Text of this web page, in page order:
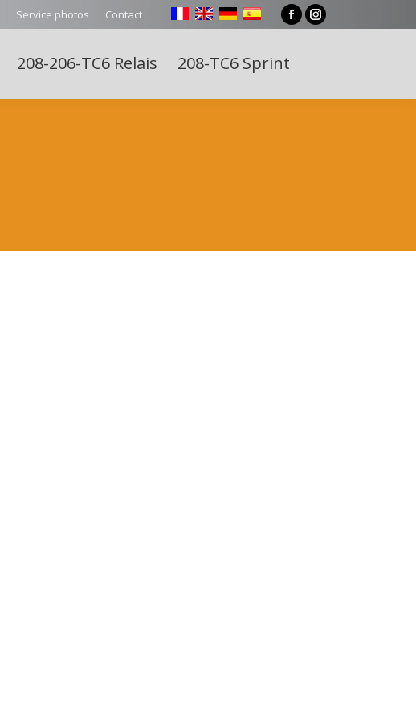
Service photos Contact
FacebookInstagram
208-206-TC6 Relais 208-TC6 Sprint